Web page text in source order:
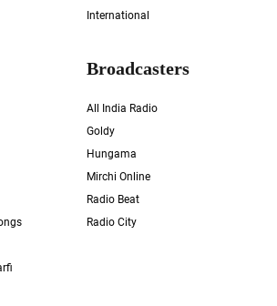
International
Broadcasters
All India Radio
Goldy
Hungama
Mirchi Online
Radio Beat
Radio City